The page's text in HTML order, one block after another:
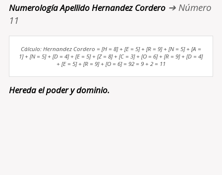
Numerología Apellido Hernandez Cordero➔ Número
11
Cálculo: Hernandez Cordero = [H = 8] + [E = 5] + [R = 9] + [N = 5] + [A =
1] + [N = 5] + [D = 4] + [E = 5] + [Z = 8] + [C = 3] + [O = 6] + [R = 9] + [D = 4]
+ [E = 5] + [R = 9] + [O = 6] = 92 = 9 + 2 = 11
Hereda el poder y dominio.